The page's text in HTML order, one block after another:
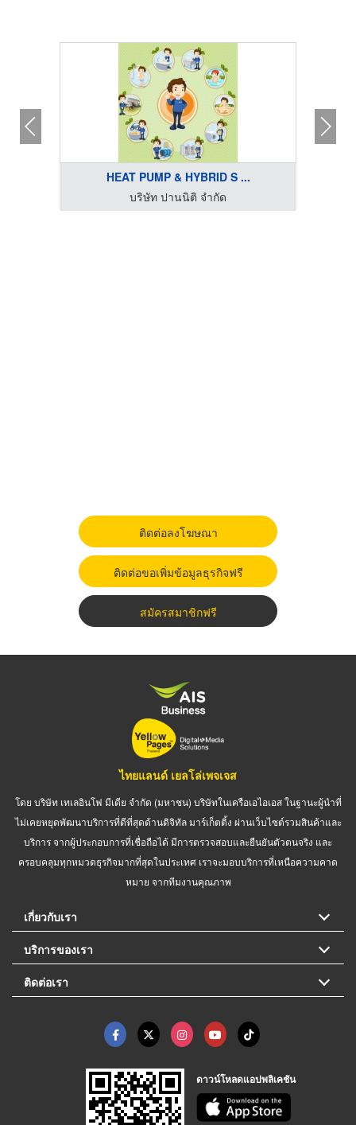
HEAT PUMP & HYBRID S ...
บริษัท ปานนิติ จำกัด
ติดต่อลงโฆษณา
ติดต่อขอเพิ่มข้อมูลธุรกิจฟรี
สมัครสมาชิกฟรี
ไทยแลนด์ เยลโล่เพจเจส
โดย บริษัท เทเลอินโฟ มีเดีย จำกัด (มหาชน) บริษัทในเครือเอไอเอส ในฐานะผู้นำที่
ไม่เคยหยุดพัฒนาบริการที่ดีที่สุดด้านดิจิทัล มาร์เก็ตติ้ง ผ่านเว็บไซต์รวมสินค้าและ
บริการ จากผู้ประกอบการที่เชื่อถือได้ มีการตรวจสอบและยืนยันตัวตนจริง และ
ครอบคลุมทุกหมวดธุรกิจมากที่สุดในประเทศ เราจะมอบบริการที่เหนือความคาด
หมาย จากทีมงานคุณภาพ
เกี่ยวกับเรา
บริการของเรา
ติดต่อเรา
ดาวน์โหลดแอปพลิเคชัน